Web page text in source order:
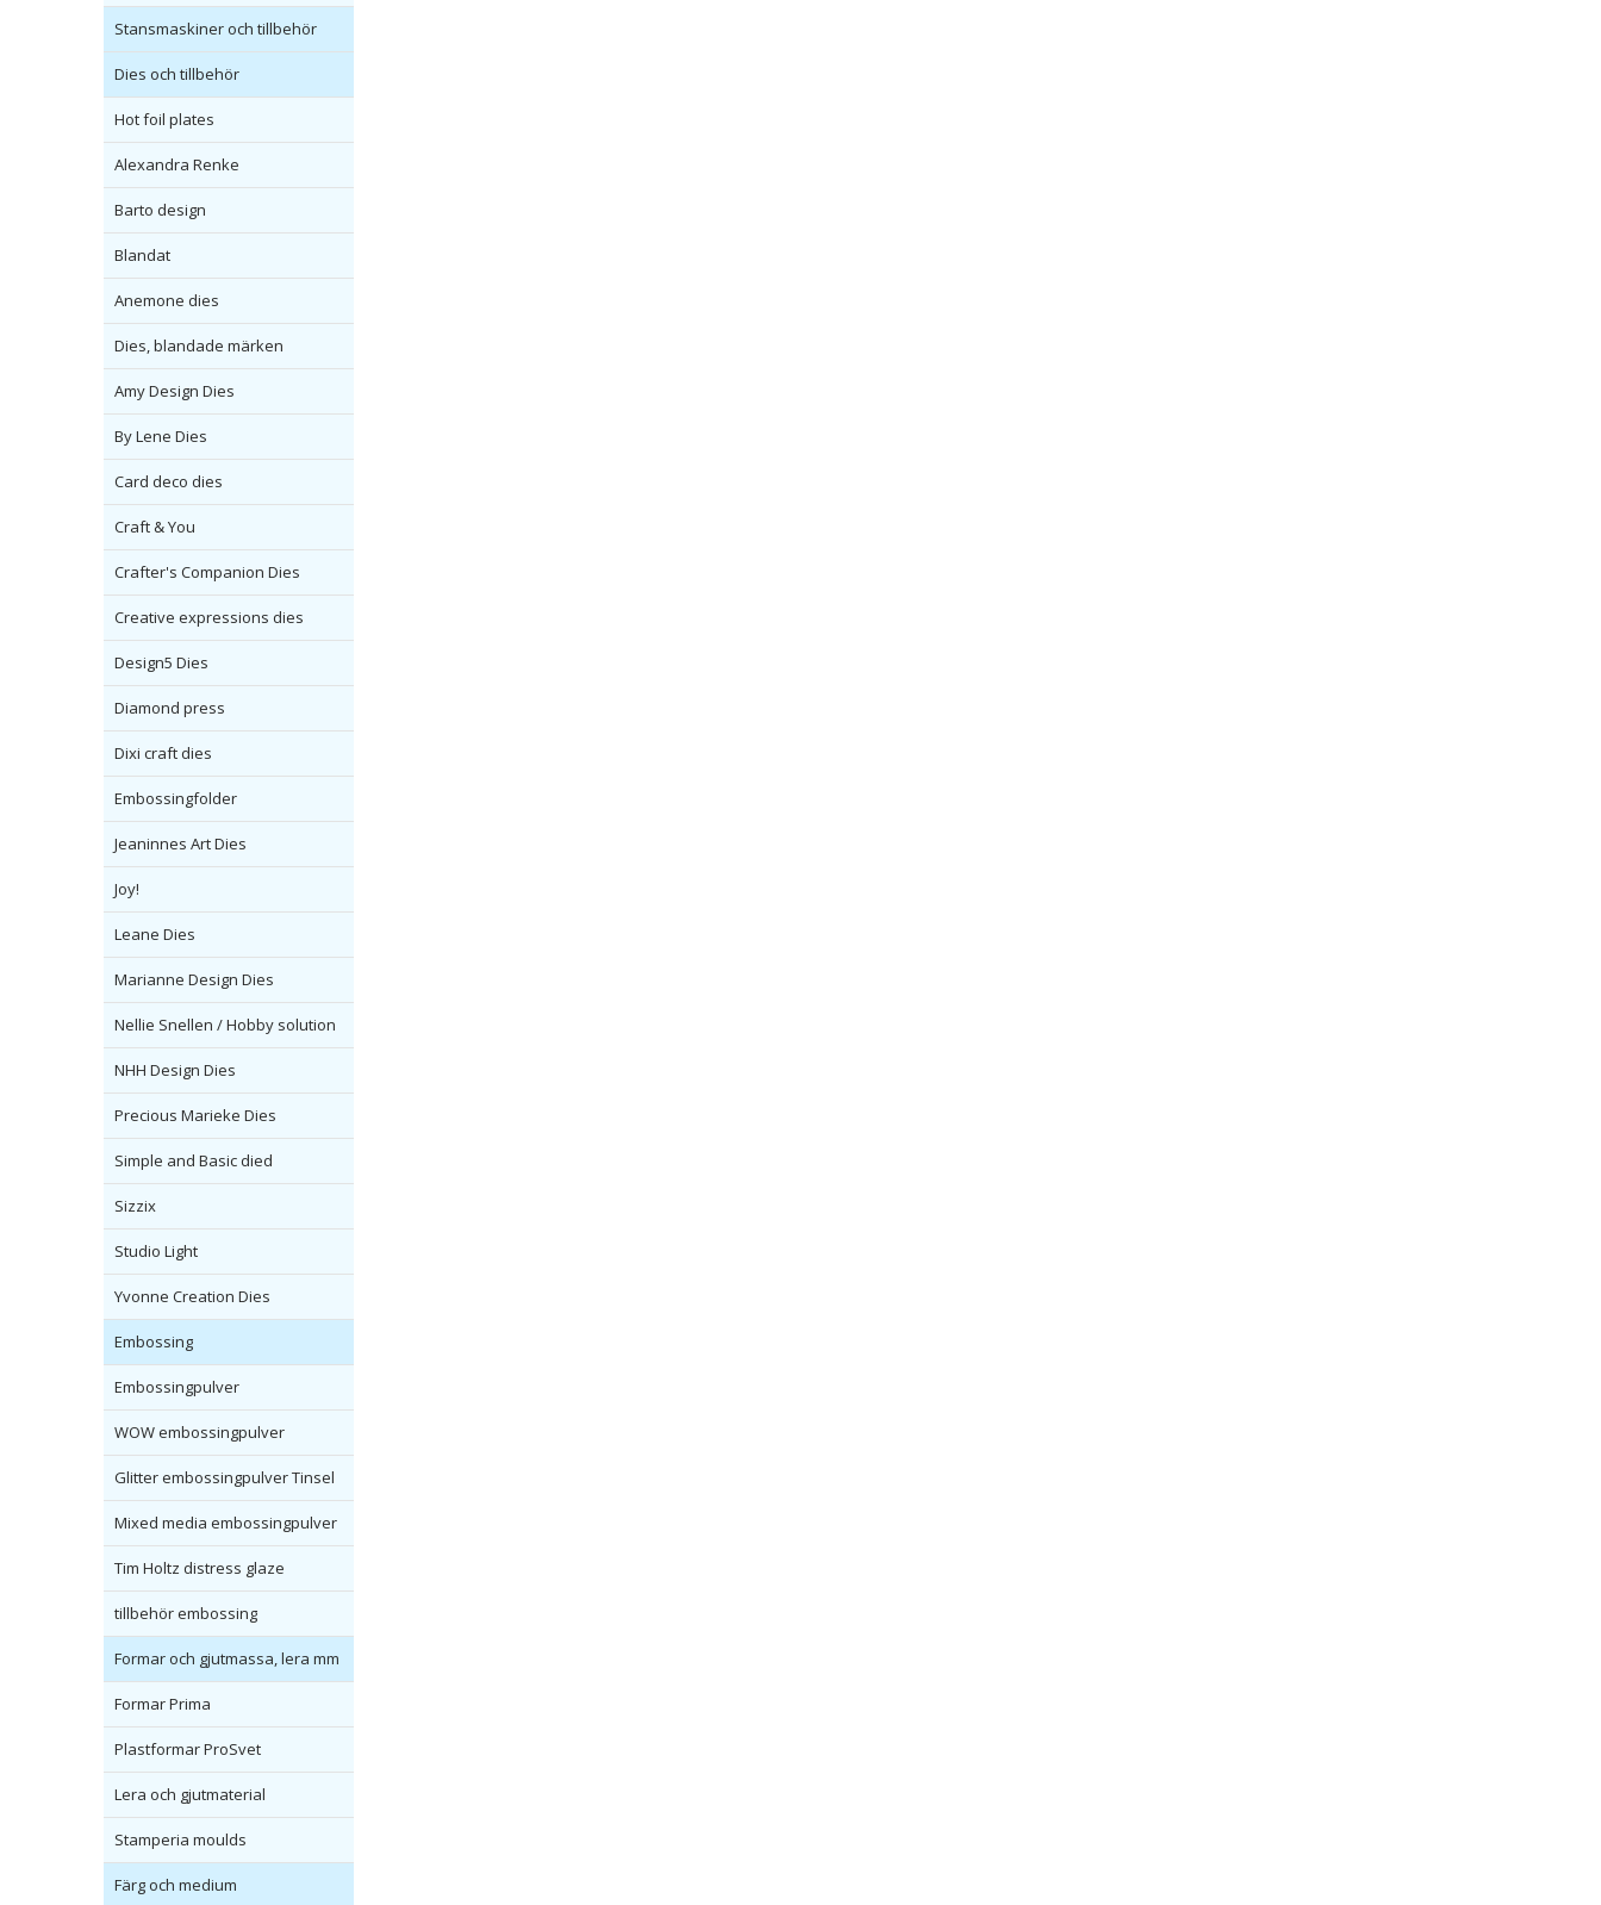
Stansmaskiner och tillbehör
Dies och tillbehör
Hot foil plates
Alexandra Renke
Barto design
Blandat
Anemone dies
Dies, blandade märken
Amy Design Dies
By Lene Dies
Card deco dies
Craft & You
Crafter's Companion Dies
Creative expressions dies
Design5 Dies
Diamond press
Dixi craft dies
Embossingfolder
Jeaninnes Art Dies
Joy!
Leane Dies
Marianne Design Dies
Nellie Snellen / Hobby solution
NHH Design Dies
Precious Marieke Dies
Simple and Basic died
Sizzix
Studio Light
Yvonne Creation Dies
Embossing
Embossingpulver
WOW embossingpulver
Glitter embossingpulver Tinsel
Mixed media embossingpulver
Tim Holtz distress glaze
tillbehör embossing
Formar och gjutmassa, lera mm
Formar Prima
Plastformar ProSvet
Lera och gjutmaterial
Stamperia moulds
Färg och medium